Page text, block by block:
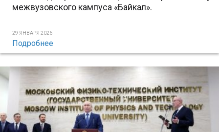
межвузовского кампуса «Байкал».
29 ЯНВАРЯ 2026
Подробнее